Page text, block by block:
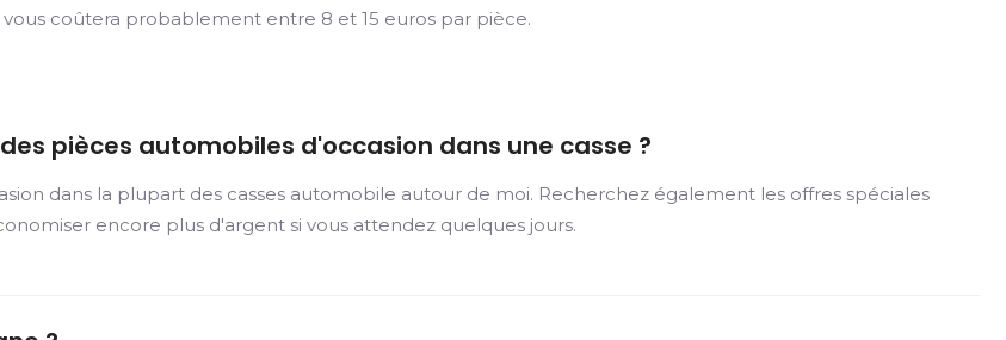
vous coûtera probablement entre 8 et 15 euros par pièce.
pièces automobiles d'occasion dans une casse ?
dans la plupart des casses automobile autour de moi. Recherchez également les offres spéciales
encore plus d'argent si vous attendez quelques jours.